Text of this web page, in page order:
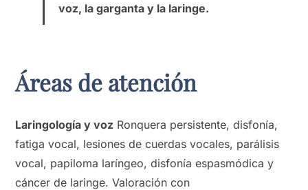
voz, la garganta y la laringe.
Áreas de atención
Laringología y voz Ronquera persistente, disfonía,
fatiga vocal, lesiones de cuerdas vocales, parálisis
vocal, papiloma laríngeo, disfonía espasmódica y
cáncer de laringe. Valoración con